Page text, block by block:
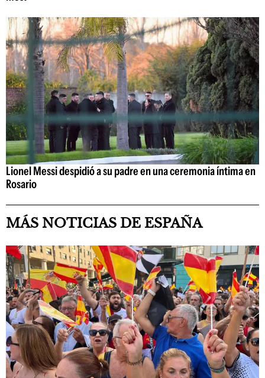
Lionel Messi despidió a su padre en una ceremonia íntima en
Rosario
MÁS NOTICIAS DE ESPAÑA